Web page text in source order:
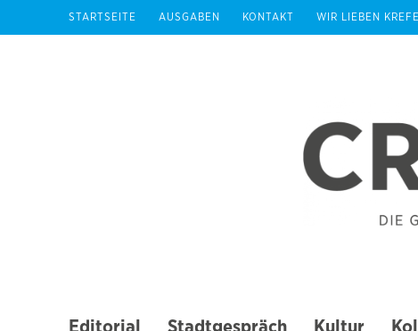
STARTSEITE AUSGABEN KONTAKT WIR LIEBEN
Editorial Stadtgespräch Kultur